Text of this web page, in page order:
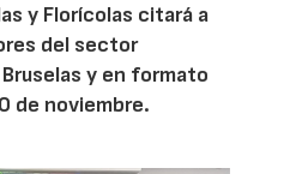
y Florícolas citará a
del sector
y en formato
de noviembre.